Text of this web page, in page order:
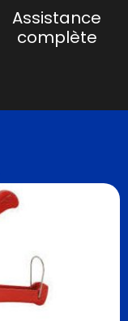
Assistance
complète